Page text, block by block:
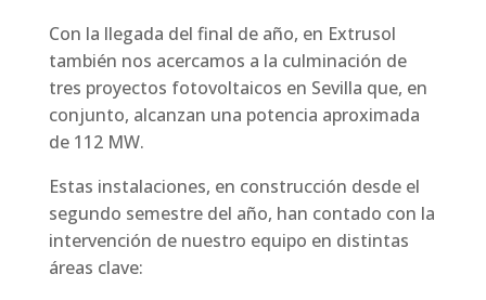
Con la llegada del final de año, en Extrusol
también nos acercamos a la culminación de
tres proyectos fotovoltaicos en Sevilla que, en
conjunto, alcanzan una potencia aproximada
de 112 MW.
Estas instalaciones, en construcción desde el
segundo semestre del año, han contado con la
intervención de nuestro equipo en distintas
áreas clave: